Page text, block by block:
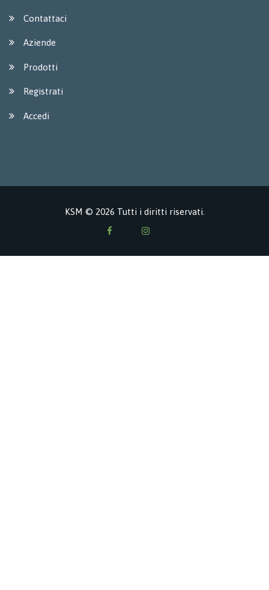
Contattaci
Aziende
Prodotti
Registrati
Accedi
KSM © 2026 Tutti i diritti riservati.